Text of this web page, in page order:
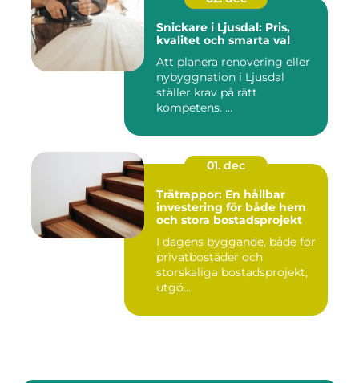
Snickare i Ljusdal: Pris,
kvalitet och smarta val
Att planera renovering eller
nybyggnation i Ljusdal
ställer krav på rätt
kompetens. ...
01. dec
Trätrappor: En hållbar
investering för både hem
och stora bostadsprojekt
I dagens byggande, både för
privatbostäder och
storskaliga bostadsprojekt,
utgö...